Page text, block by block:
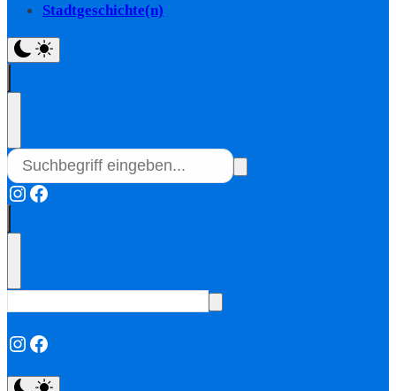
Stadtgeschichte(n)
Instagram
Facebook
Instagram
Facebook